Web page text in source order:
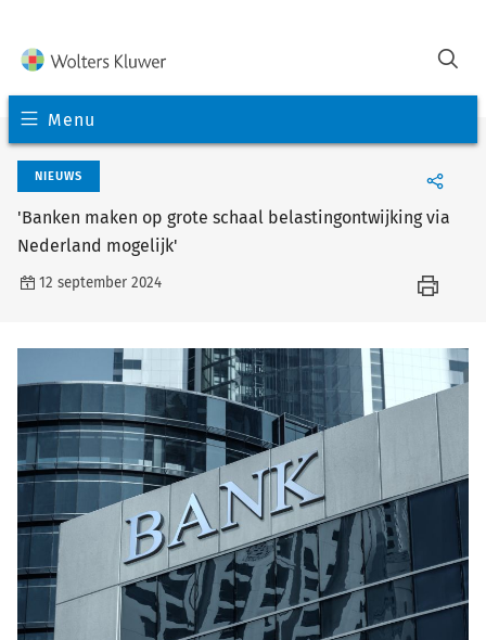
Menu
NIEUWS
'Banken maken op grote schaal belastingontwijking via
Nederland mogelijk'
12 september 2024